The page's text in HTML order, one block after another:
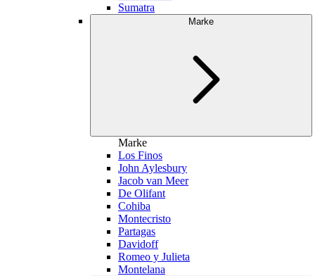
Sumatra
Marke
Marke
Los Finos
John Aylesbury
Jacob van Meer
De Olifant
Cohiba
Montecristo
Partagas
Davidoff
Romeo y Julieta
Montelana